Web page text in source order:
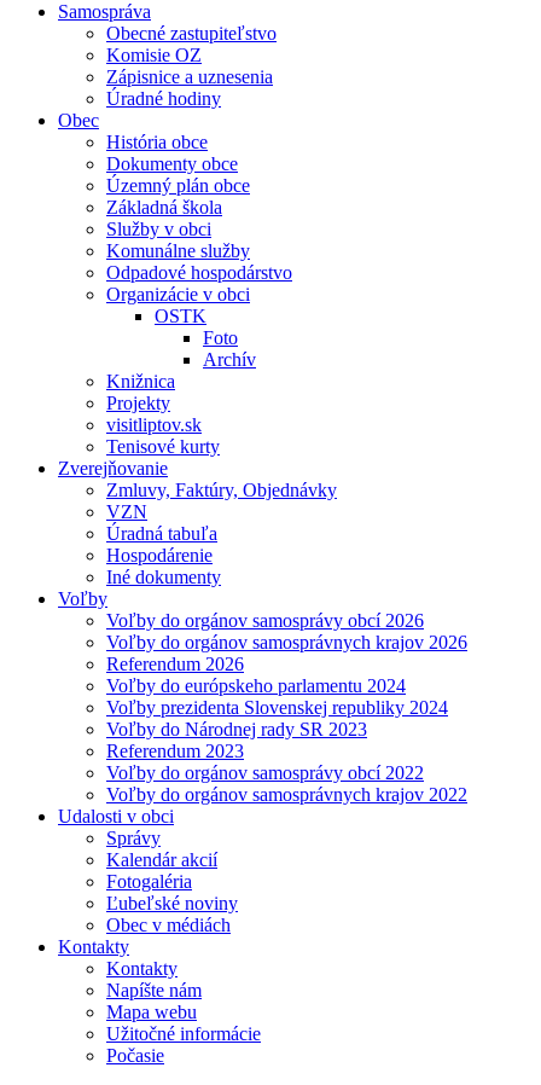
Samospráva
Obecné zastupiteľstvo
Komisie OZ
Zápisnice a uznesenia
Úradné hodiny
Obec
História obce
Dokumenty obce
Územný plán obce
Základná škola
Služby v obci
Komunálne služby
Odpadové hospodárstvo
Organizácie v obci
OSTK
Foto
Archív
Knižnica
Projekty
visitliptov.sk
Tenisové kurty
Zverejňovanie
Zmluvy, Faktúry, Objednávky
VZN
Úradná tabuľa
Hospodárenie
Iné dokumenty
Voľby
Voľby do orgánov samosprávy obcí 2026
Voľby do orgánov samosprávnych krajov 2026
Referendum 2026
Voľby do európskeho parlamentu 2024
Voľby prezidenta Slovenskej republiky 2024
Voľby do Národnej rady SR 2023
Referendum 2023
Voľby do orgánov samosprávy obcí 2022
Voľby do orgánov samosprávnych krajov 2022
Udalosti v obci
Správy
Kalendár akcií
Fotogaléria
Ľubeľské noviny
Obec v médiách
Kontakty
Kontakty
Napíšte nám
Mapa webu
Užitočné informácie
Počasie